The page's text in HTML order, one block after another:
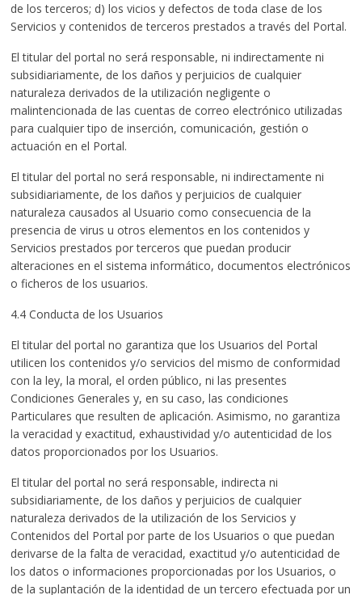
de los terceros; d) los vicios y defectos de toda clase de los
Servicios y contenidos de terceros prestados a través del Portal.
El titular del portal no será responsable, ni indirectamente ni
subsidiariamente, de los daños y perjuicios de cualquier
naturaleza derivados de la utilización negligente o
malintencionada de las cuentas de correo electrónico utilizadas
para cualquier tipo de inserción, comunicación, gestión o
actuación en el Portal.
El titular del portal no será responsable, ni indirectamente ni
subsidiariamente, de los daños y perjuicios de cualquier
naturaleza causados al Usuario como consecuencia de la
presencia de virus u otros elementos en los contenidos y
Servicios prestados por terceros que puedan producir
alteraciones en el sistema informático, documentos electrónicos
o ficheros de los usuarios.
4.4 Conducta de los Usuarios
El titular del portal no garantiza que los Usuarios del Portal
utilicen los contenidos y/o servicios del mismo de conformidad
con la ley, la moral, el orden público, ni las presentes
Condiciones Generales y, en su caso, las condiciones
Particulares que resulten de aplicación. Asimismo, no garantiza
la veracidad y exactitud, exhaustividad y/o autenticidad de los
datos proporcionados por los Usuarios.
El titular del portal no será responsable, indirecta ni
subsidiariamente, de los daños y perjuicios de cualquier
naturaleza derivados de la utilización de los Servicios y
Contenidos del Portal por parte de los Usuarios o que puedan
derivarse de la falta de veracidad, exactitud y/o autenticidad de
los datos o informaciones proporcionadas por los Usuarios, o
de la suplantación de la identidad de un tercero efectuada por un